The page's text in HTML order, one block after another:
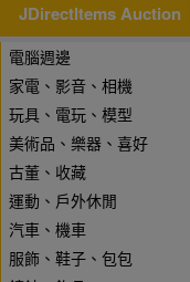
JDirectItems Auction
電腦週邊
家電、影音、相機
玩具、電玩、模型
美術品、樂器、喜好
古董、收藏
運動、戶外休閒
汽車、機車
服飾、鞋子、包包